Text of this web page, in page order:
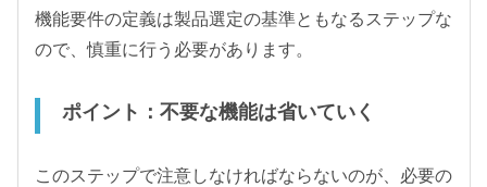
機能要件の定義は製品選定の基準ともなるステップな
ので、慎重に行う必要があります。
ポイント：不要な機能は省いていく
このステップで注意しなければならないのが、必要の